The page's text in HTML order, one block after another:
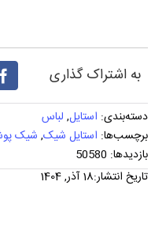
به اشتراک گذاری
دسته‌بندی: استایل, لباس
برچسب‌ها: استایل شیک, شیک
بازدیدها: 50580
تاریخ انتشار:18 آذر, 1404